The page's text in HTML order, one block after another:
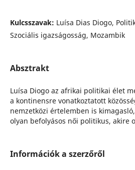
Kulcsszavak: Luísa Dias Diogo,
Szociális igazságosság, Mozambik
Absztrakt
Luísa Diogo az afrikai politikai élet
a kontinensre vonatkoztatott
nemzetközi értelemben is
olyan befolyásos női politikus, akire
Információk a szerzőről